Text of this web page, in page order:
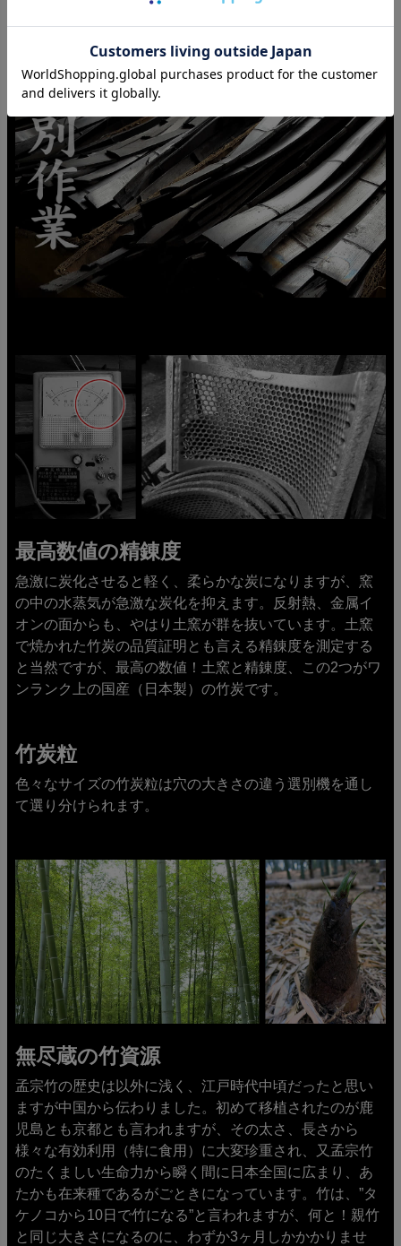
最高数値の精錬度
急激に炭化させると軽く、柔らかな炭になりますが、窯
の中の水蒸気が急激な炭化を抑えます。反射熱、金属イ
オンの面からも、やはり土窯が群を抜いています。土窯
で焼かれた竹炭の品質証明とも言える精錬度を測定する
と当然ですが、最高の数値！土窯と精錬度、この2つがワ
ンランク上の国産（日本製）の竹炭です。
竹炭粒
色々なサイズの竹炭粒は穴の大きさの違う選別機を通し
て選り分けられます。
無尽蔵の竹資源
孟宗竹の歴史は以外に浅く、江戸時代中頃だったと思い
ますが中国から伝わりました。初めて移植されたのが鹿
児島とも京都とも言われますが、その太さ、長さから
様々な有効利用（特に食用）に大変珍重され、又孟宗竹
のたくましい生命力から瞬く間に日本全国に広まり、あ
たかも在来種であるがごときになっています。竹は、”タ
ケノコから10日で竹になる”と言われますが、何と！親竹
と同じ大きさになるのに、わずか3ヶ月しかかかりませ